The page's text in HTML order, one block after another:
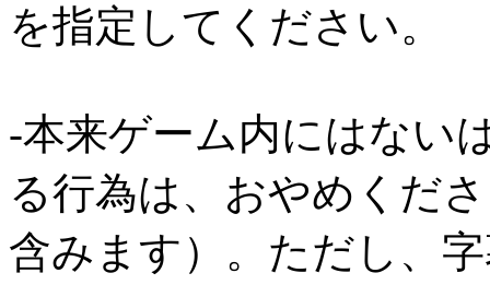
を指定してください。
-本来ゲーム内にはない
る行為は、おやめくだ
含みます）。ただし、